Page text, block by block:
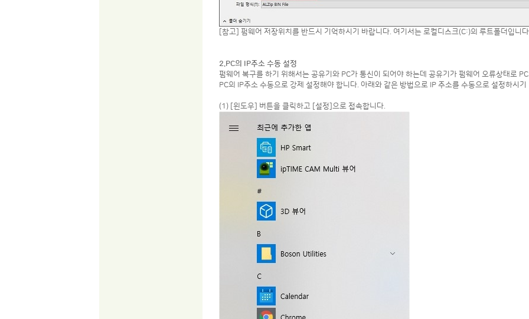
[참고] 펌웨어 저장위치를 반드시 기억하시기 바랍니다. 여기서는 로컬디스크(C:)의 루트폴더입니
2.PC의 IP주소 수동 설정
펌웨어 복구를 하기 위해서는 공유기와 PC가 통신이 되어야 하는데 공유기가 펌웨어 오류상태로
PC의 IP주소 수동으로 강제 설정해야 합니다. 아래와 같은 방법으로 IP 주소를 수동으로 설정하시기
(1) [윈도우] 버튼을 클릭하고 [설정]으로 접속합니다.